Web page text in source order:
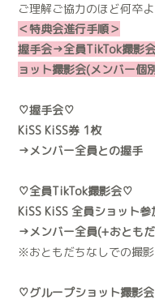
ご理解ご協力のほど何卒
＜特典会進行手順＞
握手会→全員TikTok撮影
ョット撮影会(メンバー個
♡握手会♡
KiSS KiSS券 1枚
→メンバー全員との握手
♡全員TikTok撮影会♡
KiSS KiSS 全員ショット
→メンバー全員(+おとも
※おともだちなしでの撮影
♡グループショット撮影